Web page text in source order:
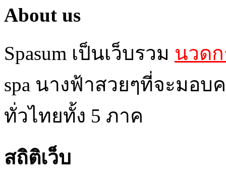
About us
Spasum เป็นเว็บรวม นวด
spa นางฟ้าสวยๆที่จะมอ
ทั่วไทยทั้ง 5 ภาค
สถิติเว็บ